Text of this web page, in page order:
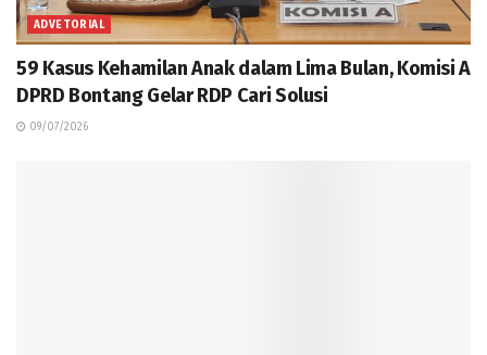
ADVETORIAL
59 Kasus Kehamilan Anak dalam Lima Bulan, Komisi A
DPRD Bontang Gelar RDP Cari Solusi
09/07/2026